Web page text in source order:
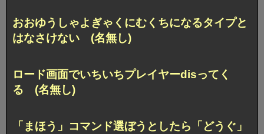
おおゆうしゃよぎゃくにむくちになるタイプと
はなさけない (名無し)
ロード画面でいちいちプレイヤーdisってく
る (名無し)
「まほう」コマンド選ぼうとしたら「どうぐ」